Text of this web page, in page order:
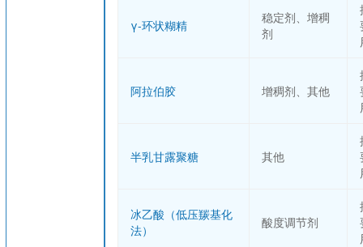
γ-环状糊精
稳定剂、增稠
剂
阿拉伯胶 增稠剂、其他
半乳甘露聚糖 其他
冰乙酸（低压羰基化
法）
酸度调节剂